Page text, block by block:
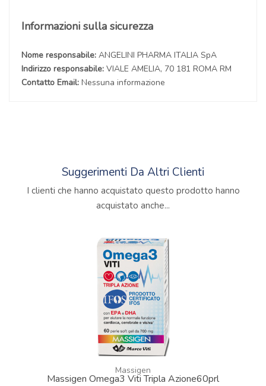
Informazioni sulla sicurezza
Nome responsabile: ANGELINI PHARMA ITALIA SpA
Indirizzo responsabile: VIALE AMELIA, 70 181 ROMA RM
Contatto Email: Nessuna informazione
Suggerimenti Da Altri Clienti
I clienti che hanno acquistato questo prodotto hanno
acquistato anche...
Massigen
Massigen Omega3 Viti Tripla Azione60prl